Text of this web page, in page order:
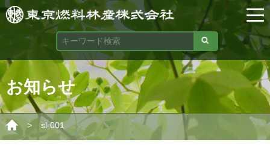
お知らせ
> sl-001